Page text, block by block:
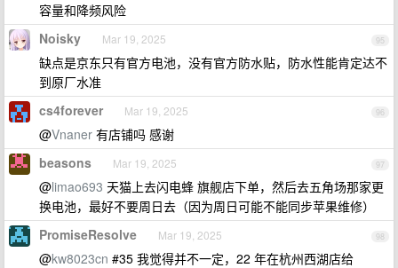
容量和降频风险
95
Noisky Mar 19, 2025
缺点是京东只有官方电池，没有官方防水贴，防水性能肯定达不
到原厂水准
96
cs4forever Mar 19, 2025
@Vnaner 有店铺吗 感谢
97
beasons Mar 19, 2025
@limao693 天猫上去闪电蜂 旗舰店下单，然后去五角场那家更
换电池，最好不要周日去（因为周日可能不能同步苹果维修）
98
PromiseResolve Mar 19, 2025
@kw8023cn #35 我觉得并不一定，22 年在杭州西湖店给